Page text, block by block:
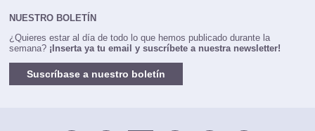
NUESTRO BOLETÍN
¿Quieres estar al día de todo lo que hemos publicado durante la
semana? ¡Inserta ya tu email y suscríbete a nuestra newsletter!
Suscríbase a nuestro boletín